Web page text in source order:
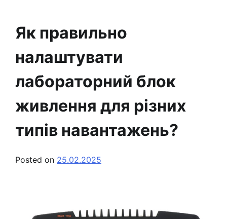
Як правильно
налаштувати
лабораторний блок
живлення для різних
типів навантажень?
Posted on 25.02.2025